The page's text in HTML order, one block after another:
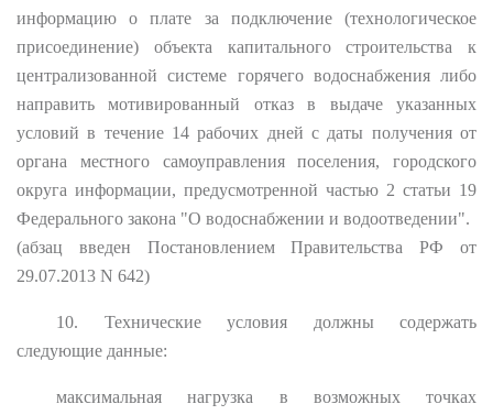
информацию о плате за подключение (технологическое
присоединение) объекта капитального строительства к
централизованной системе горячего водоснабжения либо
направить мотивированный отказ в выдаче указанных
условий в течение 14 рабочих дней с даты получения от
органа местного самоуправления поселения, городского
округа информации, предусмотренной частью 2 статьи 19
Федерального закона "О водоснабжении и водоотведении".
(абзац введен Постановлением Правительства РФ от
29.07.2013 N 642)
10. Технические условия должны содержать
следующие данные:
максимальная нагрузка в возможных точках